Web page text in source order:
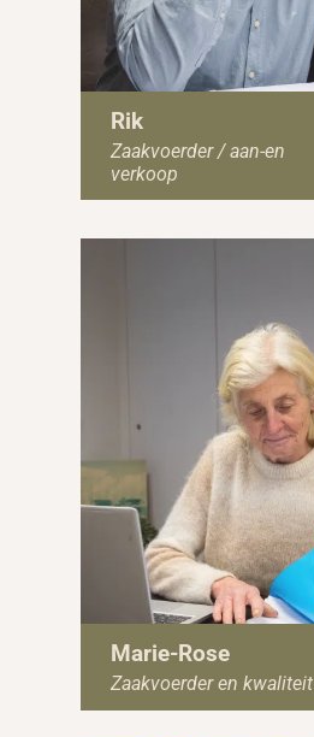
Rik
Zaakvoerder / aan-en
verkoop
Marie-Rose
Zaakvoerder en kwaliteit